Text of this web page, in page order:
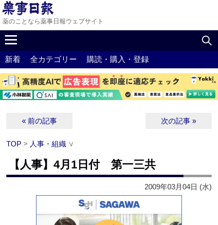
薬のことなら薬事日報ウェブサイト
新着 全カテゴリー 購読・購入・登録
« 前の記事 次の記事 »
TOP > 人事・組織 ∨
【人事】4月1日付 第一三共
2009年03月04日 (水)